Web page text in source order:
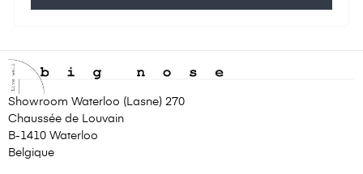
Showroom Waterloo (Lasne) 270
Chaussée de Louvain
B-1410 Waterloo
Belgique